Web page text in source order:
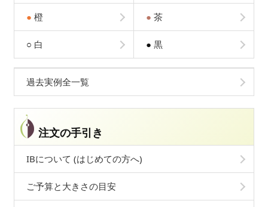
● 橙 ● 茶
○ 白 ● 黒
過去実例全一覧
注文の手引き
IBについて (はじめての方へ)
ご予算と大きさの目安